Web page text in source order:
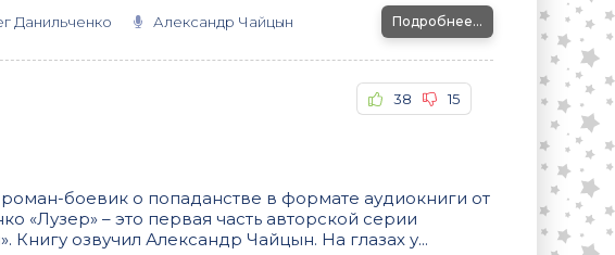
Данильченко Александр Чайцын Подробнее...
38 15
боевик о попаданстве в формате аудиокниги от
«Лузер» – это первая часть авторской серии
Книгу озвучил Александр Чайцын. На глазах у...